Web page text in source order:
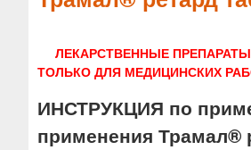
м
н ЛЕКАРСТВЕННЫЕ
ТОЛЬКО ДЛЯ МЕДИЦИНСКИХ
ИНСТРУКЦИЯ по
применения Трамал®